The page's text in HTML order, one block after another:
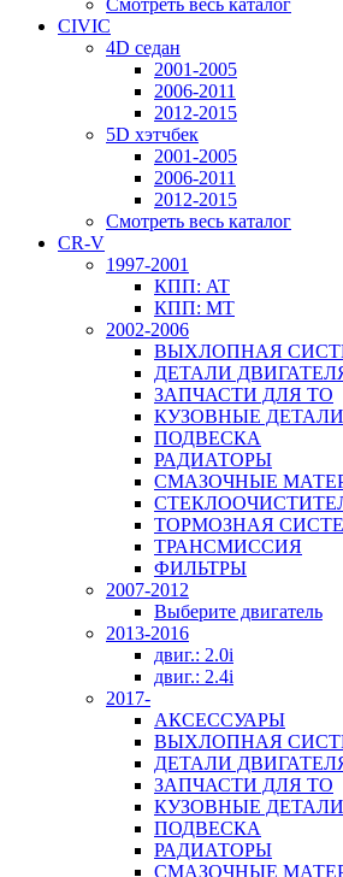
Смотреть весь каталог
CIVIC
4D седан
2001-2005
2006-2011
2012-2015
5D хэтчбек
2001-2005
2006-2011
2012-2015
Смотреть весь каталог
CR-V
1997-2001
КПП: AT
КПП: MT
2002-2006
ВЫХЛОПНАЯ
ДЕТАЛИ
ЗАПЧАСТИ ДЛЯ ТО
КУЗОВНЫЕ ДЕТАЛИ
ПОДВЕСКА
РАДИАТОРЫ
СМАЗОЧНЫЕ
ТОРМОЗНАЯ
ТРАНСМИССИЯ
ФИЛЬТРЫ
2007-2012
Выберите двигатель
2013-2016
двиг.: 2.0i
двиг.: 2.4i
2017-
АКСЕССУАРЫ
ВЫХЛОПНАЯ
ДЕТАЛИ
ЗАПЧАСТИ ДЛЯ ТО
КУЗОВНЫЕ ДЕТАЛИ
ПОДВЕСКА
РАДИАТОРЫ
СМАЗОЧНЫЕ